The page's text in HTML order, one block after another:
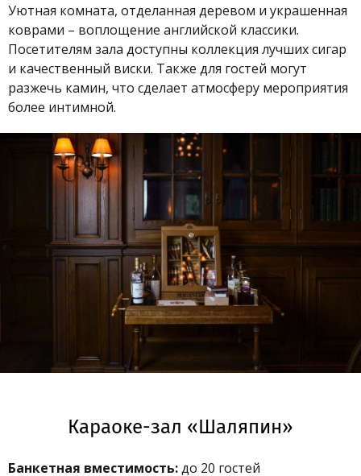
Уютная комната, отделанная деревом и украшенная
коврами – воплощение английской классики.
Посетителям зала доступны коллекция лучших сигар
и качественный виски. Также для гостей могут
разжечь камин, что сделает атмосферу мероприятия
более интимной.
Караоке-зал «Шаляпин»
Банкетная вместимость:до 20 гостей